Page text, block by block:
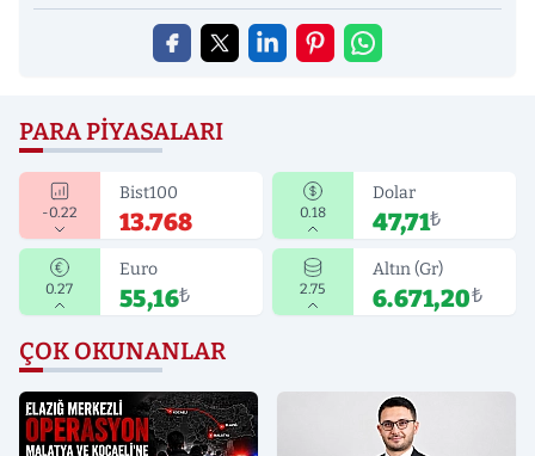
PARA PIYASALARI
-0.22
Bist100
13.768 0.18
Dolar
47,71₺
0.27
Euro
55,16₺ 2.75
Altın (Gr)
6.671,20₺
ÇOK OKUNANLAR